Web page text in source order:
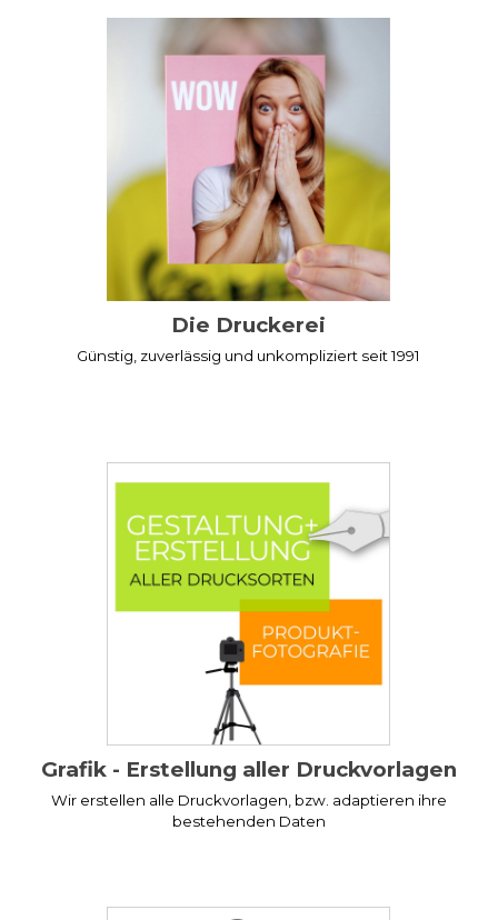
Die Druckerei
Günstig, zuverlässig und unkompliziert seit 1991
Grafik - Erstellung aller Druckvorlagen
Wir erstellen alle Druckvorlagen, bzw. adaptieren ihre
bestehenden Daten